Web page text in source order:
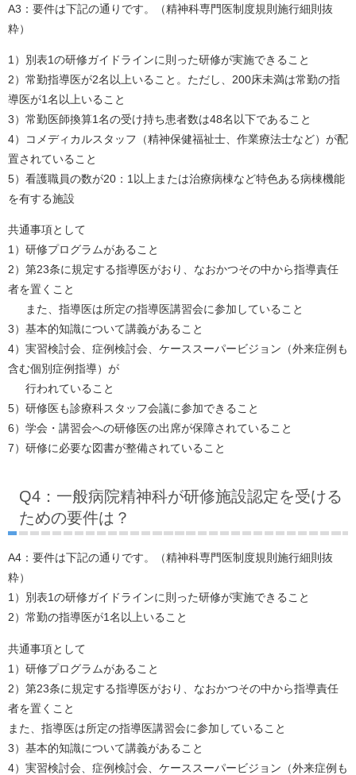
A3：要件は下記の通りです。（精神科専門医制度規則施行細則抜
粋）
1）別表1の研修ガイドラインに則った研修が実施できること
2）常勤指導医が2名以上いること。ただし、200床未満は常勤の指
導医が1名以上いること
3）常勤医師換算1名の受け持ち患者数は48名以下であること
4）コメディカルスタッフ（精神保健福祉士、作業療法士など）が配
置されていること
5）看護職員の数が20：1以上または治療病棟など特色ある病棟機能
を有する施設
共通事項として
1）研修プログラムがあること
2）第23条に規定する指導医がおり、なおかつその中から指導責任
者を置くこと
また、指導医は所定の指導医講習会に参加していること
3）基本的知識について講義があること
4）実習検討会、症例検討会、ケーススーパービジョン（外来症例も
含む個別症例指導）が
行われていること
5）研修医も診療科スタッフ会議に参加できること
6）学会・講習会への研修医の出席が保障されていること
7）研修に必要な図書が整備されていること
Q4：一般病院精神科が研修施設認定を受ける
ための要件は？
A4：要件は下記の通りです。（精神科専門医制度規則施行細則抜
粋）
1）別表1の研修ガイドラインに則った研修が実施できること
2）常勤の指導医が1名以上いること
共通事項として
1）研修プログラムがあること
2）第23条に規定する指導医がおり、なおかつその中から指導責任
者を置くこと
また、指導医は所定の指導医講習会に参加していること
3）基本的知識について講義があること
4）実習検討会、症例検討会、ケーススーパービジョン（外来症例も